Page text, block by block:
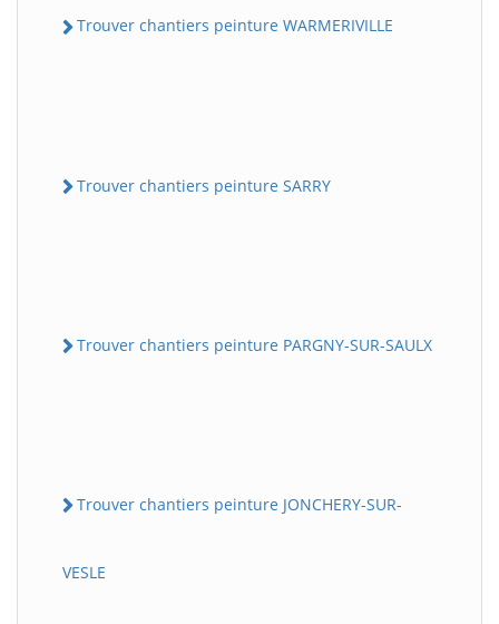
Trouver chantiers peinture WARMERIVILLE
Trouver chantiers peinture SARRY
Trouver chantiers peinture PARGNY-SUR-SAULX
Trouver chantiers peinture JONCHERY-SUR-
VESLE